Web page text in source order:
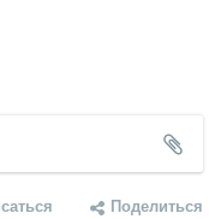
Поделиться